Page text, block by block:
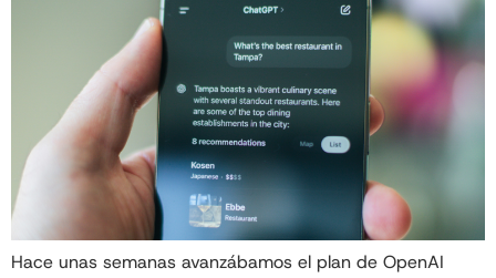
Hace unas semanas avanzábamos el plan de OpenAI